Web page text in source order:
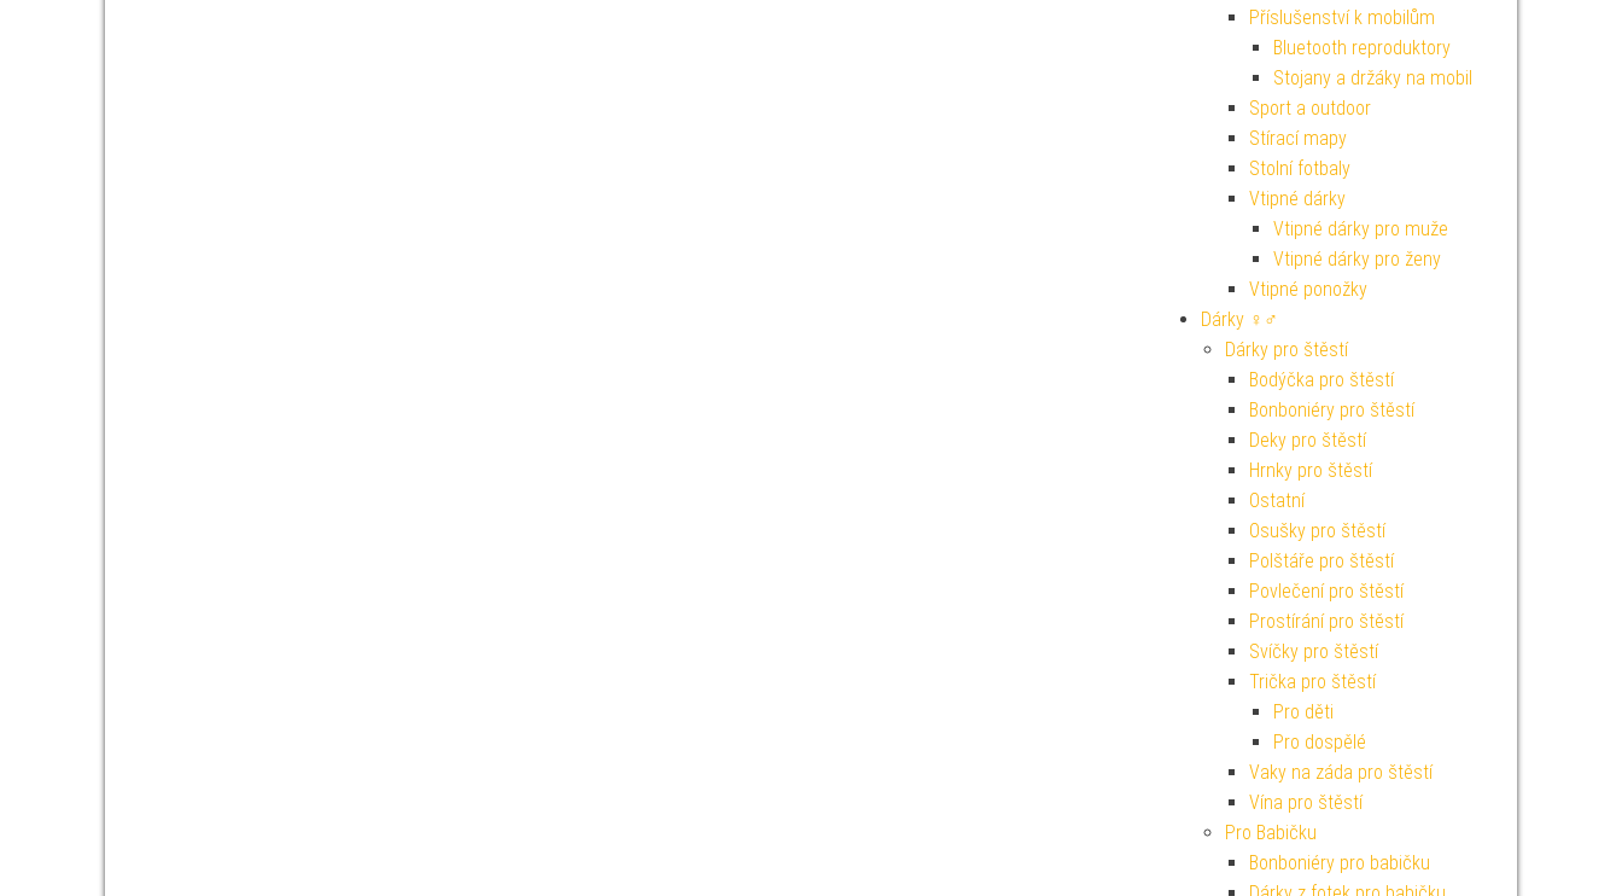
Příslušenství k mobilům
Bluetooth reproduktory
Stojany a držáky na mobil
Sport a outdoor
Stírací mapy
Stolní fotbaly
Vtipné dárky
Vtipné dárky pro muže
Vtipné dárky pro ženy
Vtipné ponožky
Dárky ♀♂
Dárky pro štěstí
Bodýčka pro štěstí
Bonboniéry pro štěstí
Deky pro štěstí
Hrnky pro štěstí
Ostatní
Osušky pro štěstí
Polštáře pro štěstí
Povlečení pro štěstí
Prostírání pro štěstí
Svíčky pro štěstí
Trička pro štěstí
Pro děti
Pro dospělé
Vaky na záda pro štěstí
Vína pro štěstí
Pro Babičku
Bonboniéry pro babičku